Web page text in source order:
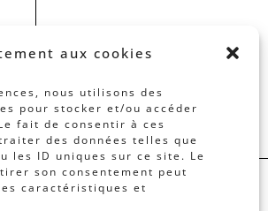
aux cookies
nous utilisons des
pour stocker et/ou accéder
fait de consentir à ces
des données telles que
les ID uniques sur ce site. Le
son consentement peut
caractéristiques et
ASBL